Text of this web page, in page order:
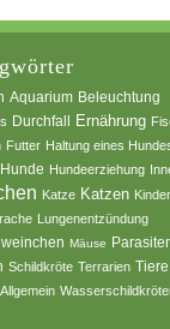
Aquarium Beleuchtung
Durchfall Ernährung
Futter Haltung eines
Hunde Hundeerziehung
Katze Katzen
Lungenentzündung
Mäuse
Schildkröte Terrarien Tiere